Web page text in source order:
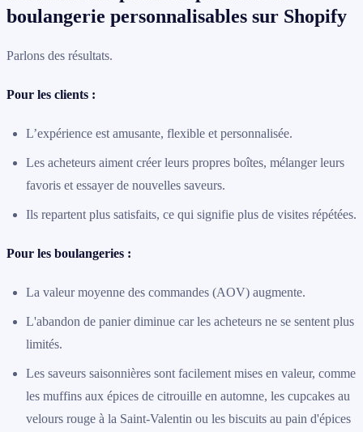
boulangerie personnalisables sur Shopify
Parlons des résultats.
Pour les clients :
L’expérience est amusante, flexible et personnalisée.
Les acheteurs aiment créer leurs propres boîtes, mélanger leurs
favoris et essayer de nouvelles saveurs.
Ils repartent plus satisfaits, ce qui signifie plus de visites répétées.
Pour les boulangeries :
La valeur moyenne des commandes (AOV) augmente.
L'abandon de panier diminue car les acheteurs ne se sentent plus
limités.
Les saveurs saisonnières sont facilement mises en valeur, comme
les muffins aux épices de citrouille en automne, les cupcakes au
velours rouge à la Saint-Valentin ou les biscuits au pain d'épices